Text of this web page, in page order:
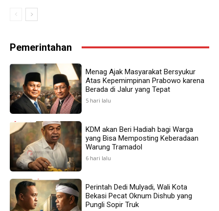
Pemerintahan
Menag Ajak Masyarakat Bersyukur
Atas Kepemimpinan Prabowo karena
Berada di Jalur yang Tepat
5 hari lalu
KDM akan Beri Hadiah bagi Warga
yang Bisa Memposting Keberadaan
Warung Tramadol
6 hari lalu
Perintah Dedi Mulyadi, Wali Kota
Bekasi Pecat Oknum Dishub yang
Pungli Sopir Truk